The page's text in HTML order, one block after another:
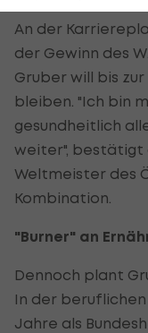
An der
der Gewinn des
Gruber will bis
bleiben. "Ich bin
gesundheitlich
weiter", bestätigt
Weltmeister des
Kombination.
"Burner" an
Dennoch plant
In der
Jahre als